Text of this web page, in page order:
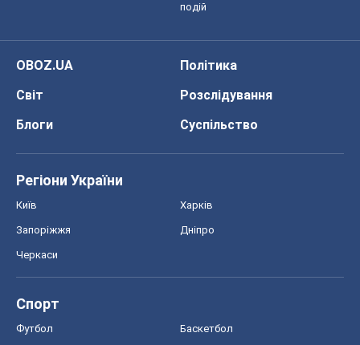
подій
OBOZ.UA
Політика
Світ
Розслідування
Блоги
Суспільство
Регіони України
Київ Харків
Запоріжжя Дніпро
Черкаси
Спорт
Футбол Баскетбол